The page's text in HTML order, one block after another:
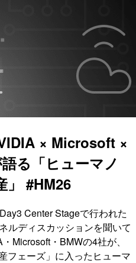
× Microsoft ×
る「ヒューマノ
」 #HM26
Center Stageで行われた
ルディスカッションを聞いて
Microsoft・BMWの4社が、
フェーズ」に入ったヒューマ